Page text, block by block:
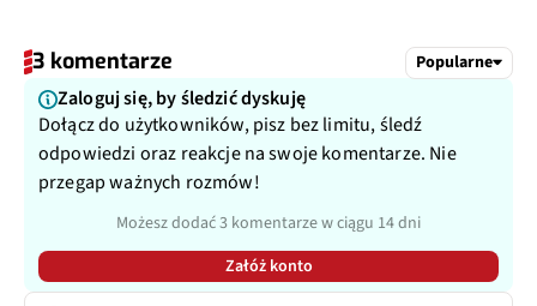
3 komentarze Popularne
Zaloguj się, by śledzić dyskuję
Dołącz do użytkowników, pisz bez limitu, śledź
odpowiedzi oraz reakcje na swoje komentarze. Nie
przegap ważnych rozmów!
Możesz dodać 3 komentarze w ciągu 14 dni
Załóż konto